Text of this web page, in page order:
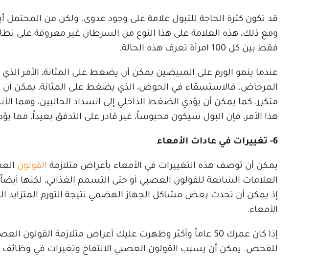
قد تكون كثرة الحاجة للتبول علامة على وجود عدوى. ولكن من
ومع ذلك، هذه العلامة على هذا النوع من السرطان غير معروفة على
فقط بين كل 100 امرأة تعرف هذه الحالة.
عندما ينمو الورم على المبيضين يمكن أن يضغط على المثانة، الأمر
المرحاض. فالاستسقاء في الحوض، الذي يضغط على المثانة، يمكن أن
متكرر. كما يمكن أن يؤدي الضغط الداخلي إلى انسداد الحالبين، وهما
هذا الأمر، فإن البول سيكون محبوساً، غير قادر على التدفق بعيداً، مما
6- تغييرات في عادات الأمعاء
يمكن أن توصف هذه التغييرات في الأمعاء بأعراض متلازمة القولون
العلامات الشائعة للقولون العصبي أو حتى التسمم الغذائي، لكنها
إذ يمكن أن تحدث بعض مشاكل الجهاز الهضمي نتيجة التورم المتزايد
الأمعاء.
إذا كان عمرك 50 عاماً وأكثر وظهرت عليك أعراض متلازمة
للفحص. يمكن أن يسبب القولون العصبي الانتفاخ وتغيرات في وظائف